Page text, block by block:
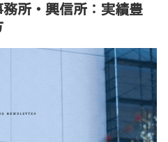
所・興信所：実績豊